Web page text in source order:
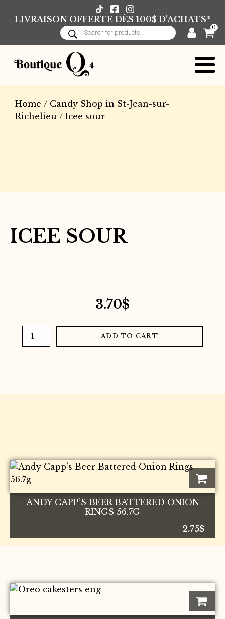
LIVRAISON OFFERTE DÈS 100$ D'ACHATS*
Products
search
0
Home / Candy Shop in St-Jean-sur-
Richelieu / Icee sour
ICEE SOUR
3.70$
Icee
sour
ADD TO CART
ANDY CAPP’S BEER BATTERED ONION
RINGS 56.7G
2.75$